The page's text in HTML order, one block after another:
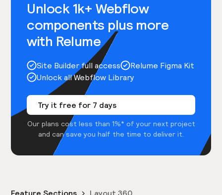
Unlock 1k+ Webflow
components plus more
with Relume
Site Builder full access
Relume Figma Kit
Unlock all Webflow Library
Try it free for 7 days
Our plans cost less than 1%* of your next project
and can save you half the time to deliver it.
Feature Sections Layout 360